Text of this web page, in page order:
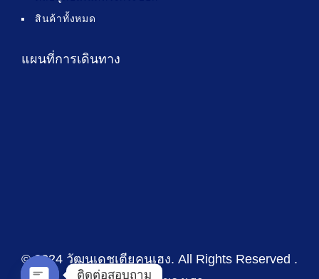
สินค้าทั้งหมด
แผนที่การเดินทาง
© 2024 วัฒนเดชเตียคุนเฮง. All Rights Reserved .
ติดต่อสอบถาม